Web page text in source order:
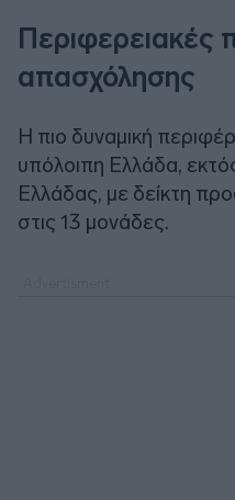
Περιφερειακές
απασχόλησης
Η πιο δυναμική
υπόλοιπη Ελλάδα,
Ελλάδας, με δείκτη
στις 13 μονάδες.